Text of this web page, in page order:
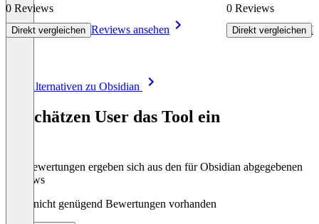
0 Reviews
Direkt vergleichen Reviews ansehen
0 Reviews
Direkt vergleichen
Alle Alternativen zu Obsidian
So schätzen User das Tool ein
Die Bewertungen ergeben sich aus den für Obsidian abgegebenen
Reviews
Noch nicht genügend Bewertungen vorhanden